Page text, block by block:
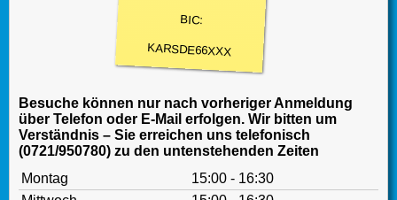
BIC:
KARSDE66XXX
Besuche können nur nach vorheriger Anmeldung
über Telefon oder E-Mail erfolgen. Wir bitten um
Verständnis – Sie erreichen uns telefonisch
(0721/950780) zu den untenstehenden Zeiten
Montag
15:00 - 16:30